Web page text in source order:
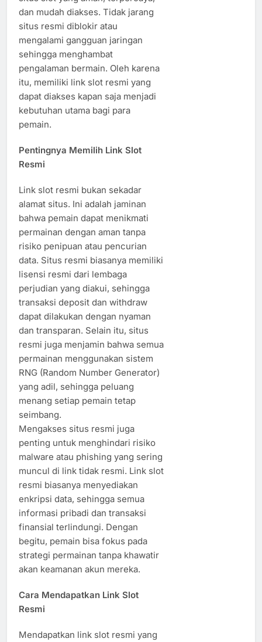
dan mudah diakses. Tidak jarang
situs resmi diblokir atau
mengalami gangguan jaringan
sehingga menghambat
pengalaman bermain. Oleh karena
itu, memiliki link slot resmi yang
dapat diakses kapan saja menjadi
kebutuhan utama bagi para
pemain.
Pentingnya Memilih Link Slot
Resmi
Link slot resmi bukan sekadar
alamat situs. Ini adalah jaminan
bahwa pemain dapat menikmati
permainan dengan aman tanpa
risiko penipuan atau pencurian
data. Situs resmi biasanya memiliki
lisensi resmi dari lembaga
perjudian yang diakui, sehingga
transaksi deposit dan withdraw
dapat dilakukan dengan nyaman
dan transparan. Selain itu, situs
resmi juga menjamin bahwa semua
permainan menggunakan sistem
RNG (Random Number Generator)
yang adil, sehingga peluang
menang setiap pemain tetap
seimbang.
Mengakses situs resmi juga
penting untuk menghindari risiko
malware atau phishing yang sering
muncul di link tidak resmi. Link slot
resmi biasanya menyediakan
enkripsi data, sehingga semua
informasi pribadi dan transaksi
finansial terlindungi. Dengan
begitu, pemain bisa fokus pada
strategi permainan tanpa khawatir
akan keamanan akun mereka.
Cara Mendapatkan Link Slot
Resmi
Mendapatkan link slot resmi yang